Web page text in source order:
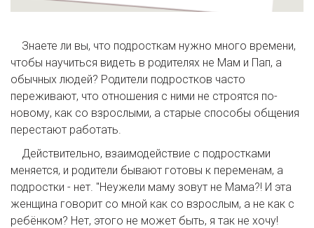
Знаете ли вы, что подросткам нужно много времени,
чтобы научиться видеть в родителях не Мам и Пап, а
обычных людей? Родители подростков часто
переживают, что отношения с ними не строятся по-
новому, как со взрослыми, а старые способы общения
перестают работать.
Действительно, взаимодействие с подростками
меняется, и родители бывают готовы к переменам, а
подростки - нет. "Неужели маму зовут не Мама?! И эта
женщина говорит со мной как со взрослым, а не как с
ребёнком? Нет, этого не может быть, я так не хочу!